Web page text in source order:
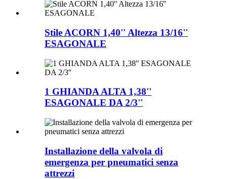
Stile ACORN 1,40'' Altezza 13/16''
ESAGONALE
1 GHIANDA ALTA 1,38''
ESAGONALE DA 2/3''
Installazione della valvola di
emergenza per pneumatici senza
attrezzi